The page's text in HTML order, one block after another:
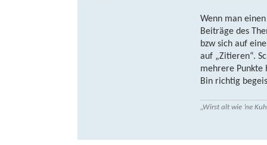
Wenn man
Beiträge des
bzw sich auf
auf „Zitieren“.
mehrere Punkte
Bin richtig
„Wirst alt wie ’ne